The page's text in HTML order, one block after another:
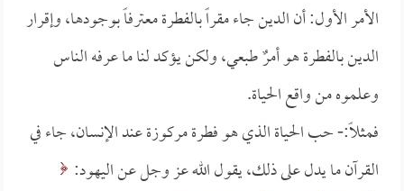
الأمر الأول: أن الدين جاء مقراً بالفطرة معترفاً بوجودها، وإقرار
الدين بالفطرة هو أمرٌ طبعي، ولكن يؤكد لنا ما عرفه الناس
وعلموه من واقع الحياة.
فمثلاً:- حب الحياة الذي هو فطرة مركوزة عند الإنسان، جاء في
القرآن ما يدل على ذلك، يقول الله عز وجل عن اليهود: